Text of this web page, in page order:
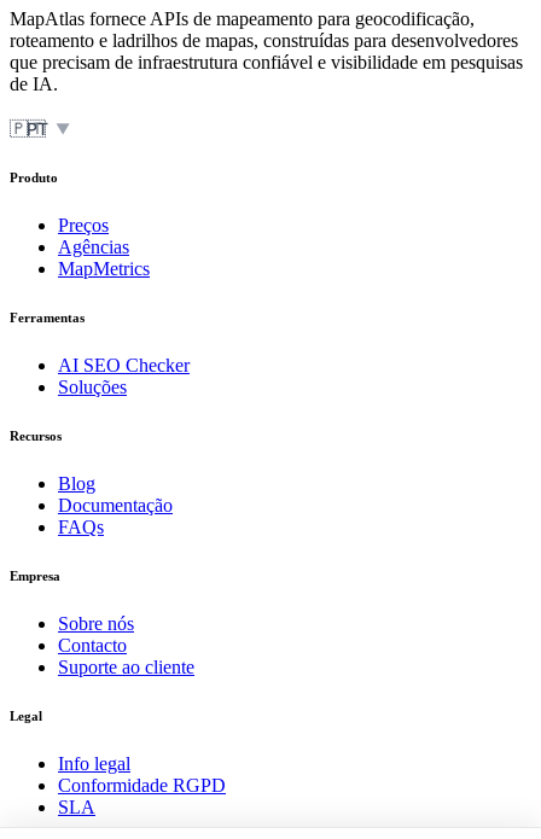
MapAtlas fornece APIs de mapeamento para geocodificação,
roteamento e ladrilhos de mapas, construídas para desenvolvedores
que precisam de infraestrutura confiável e visibilidade em pesquisas
de IA.
🇵🇹
PT ▼
Produto
Preços
Agências
MapMetrics
Ferramentas
AI SEO Checker
Soluções
Recursos
Blog
Documentação
FAQs
Empresa
Sobre nós
Contacto
Suporte ao cliente
Legal
Info legal
Conformidade RGPD
SLA